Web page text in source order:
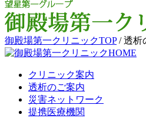
御殿場第一クリニックTOP/透析
クリニック案内
透析のご案内
災害ネットワーク
提携医療機関